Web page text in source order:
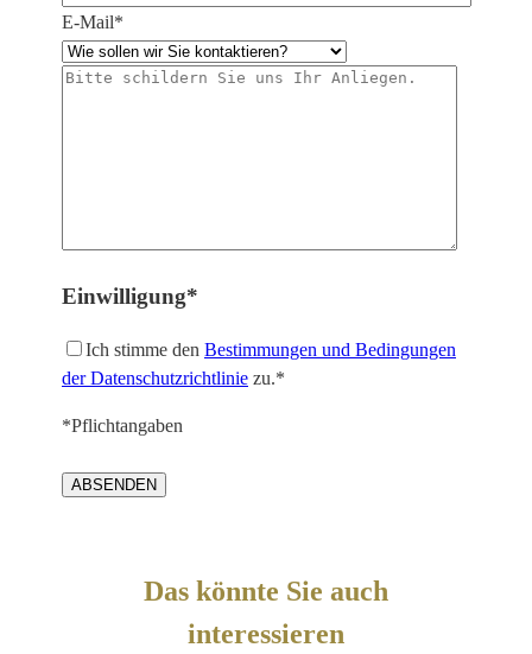
E-Mail*
Einwilligung*
Ich stimme den Bestimmungen und Bedingungen
der Datenschutzrichtlinie zu.*
*Pflichtangaben
Das könnte Sie auch
interessieren